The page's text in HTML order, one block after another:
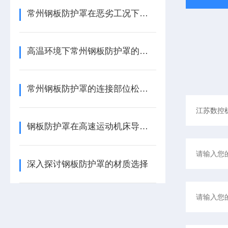
常州钢板防护罩在恶劣工况下的耐用性提升技术
高温环境下常州钢板防护罩的防护方案优化
常州钢板防护罩的连接部位松动故障处理技巧
钢板防护罩在高速运动机床导轨防护中的技术应用
深入探讨钢板防护罩的材质选择